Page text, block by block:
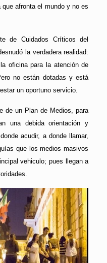
afronta el mundo y no es
de Cuidados Críticos del
la verdadera realidad:
oficina para la atención de
no están dotadas y está
un oportuno servicio.
de un Plan de Medios, para
una debida orientación y
acudir, a donde llamar,
que los medios masivos
vehiculo; pues llegan a